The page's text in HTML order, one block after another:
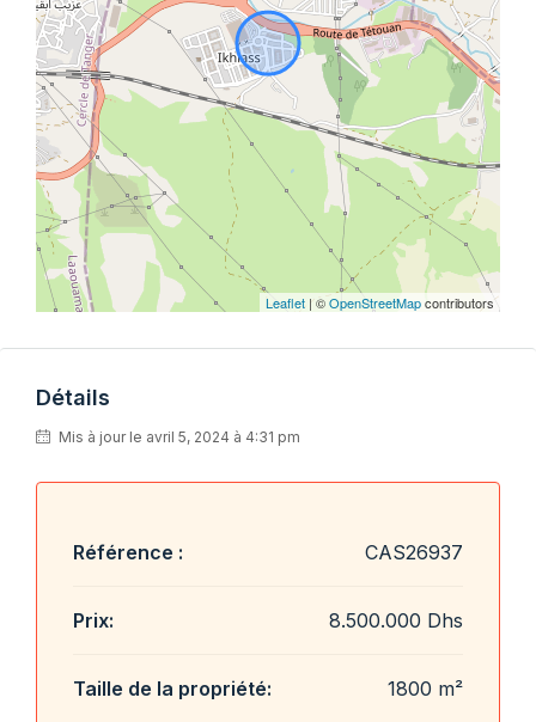
Leaflet | ©OpenStreetMapcontributors
Détails
Mis à jour le avril 5, 2024 à 4:31 pm
Référence : CAS26937
Prix: 8.500.000 Dhs
Taille de la propriété: 1800 m²